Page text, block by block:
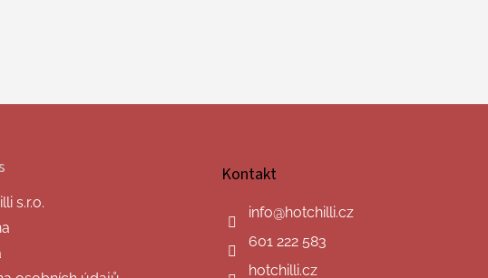
s.r.o.
Kontakt
info@hotchilli.cz
601 222 583
hotchilli.cz